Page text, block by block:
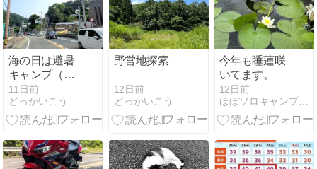
海の日は避暑
キャンプ（高
原編）
11日前
どっかいこう
野営地探索
12日前
どっかいこう
今年も睡蓮咲
いてます。
12日前
ほぼソロキャンプ！二泊目。